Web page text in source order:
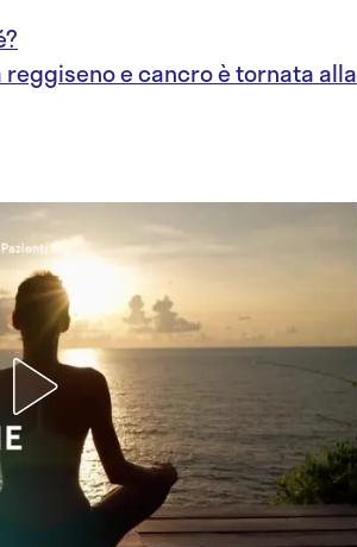
e cancro è tornata alla